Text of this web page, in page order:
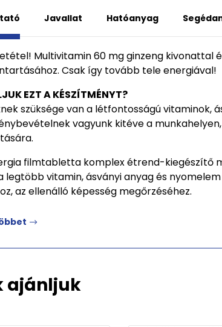
Javallat Hatóanyag
Multivitamin 60 mg ginzeng kivonattal
Csak így tovább tele energiával!
EZT A KÉSZÍTMÉNYT?
szüksége van a létfontosságú vitaminok,
vagyunk kitéve a
filmtabletta komplex étrend-kiegészítő
legtöbb vitamin, ásványi anyag és
az ellenálló képesség megőrzéséhez.
ajánljuk